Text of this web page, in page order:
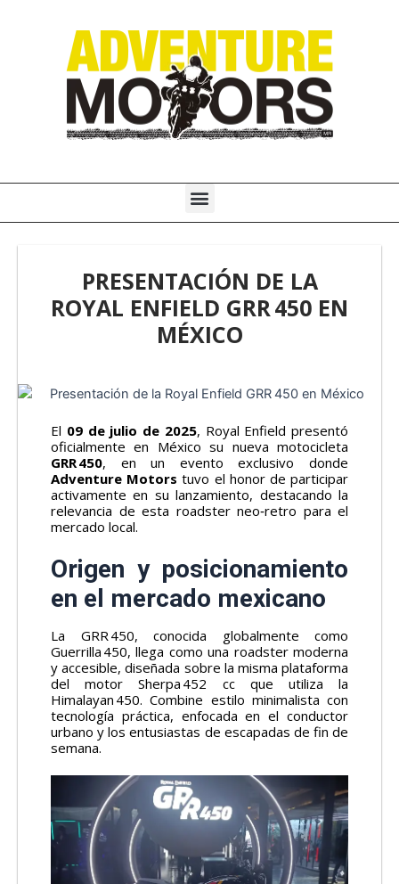
Menú
PRESENTACIÓN DE LA
ROYAL ENFIELD GRR 450 EN
MÉXICO
El 09 de julio de 2025, Royal Enfield presentó
oficialmente en México su nueva motocicleta
GRR 450, en un evento exclusivo donde
Adventure Motors tuvo el honor de participar
activamente en su lanzamiento, destacando la
relevancia de esta roadster neo‑retro para el
mercado local.
Origen y posicionamiento
en el mercado mexicano
La GRR 450, conocida globalmente como
Guerrilla 450, llega como una roadster moderna
y accesible, diseñada sobre la misma plataforma
del motor Sherpa 452 cc que utiliza la
Himalayan 450. Combine estilo minimalista con
tecnología práctica, enfocada en el conductor
urbano y los entusiastas de escapadas de fin de
semana.